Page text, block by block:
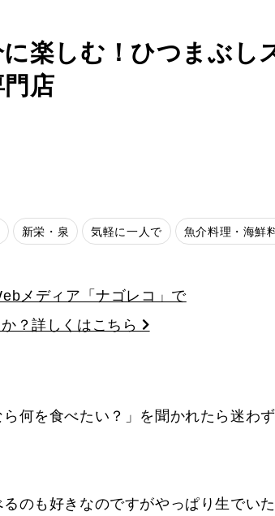
楽しむ！ひつまぶし
店
新栄・泉 気軽に一人で 魚介料理・海鮮
メディア「ナゴレコ」で
？詳しくはこちら
何を食べたい？」を聞かれたら迷わ
のも好きなのですがやっぱり生でい